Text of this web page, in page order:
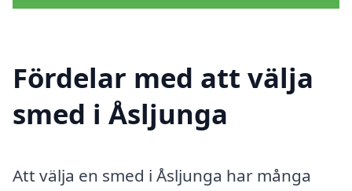
Fördelar med att välja
smed i Åsljunga
Att välja en smed i Åsljunga har många